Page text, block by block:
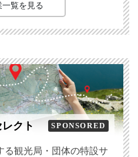
覧を見る
クト SPONSORED
る観光局・団体の特設サ